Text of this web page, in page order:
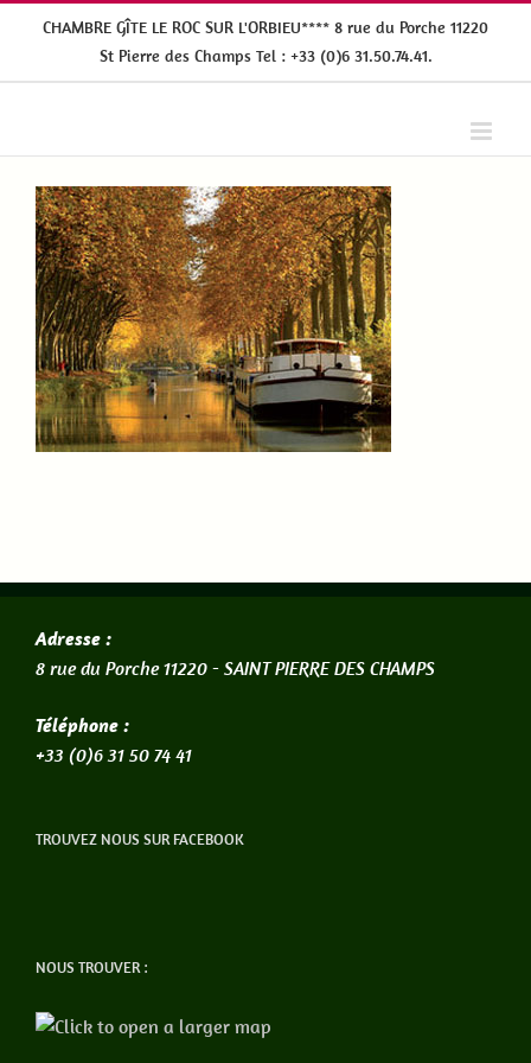
CHAMBRE GÎTE LE ROC SUR L'ORBIEU**** 8 rue du Porche 11220
St Pierre des Champs Tel : +33 (0)6 31.50.74.41.
Adresse :
8 rue du Porche 11220 - SAINT PIERRE DES CHAMPS
Téléphone :
+33 (0)6 31 50 74 41
TROUVEZ NOUS SUR FACEBOOK
NOUS TROUVER :